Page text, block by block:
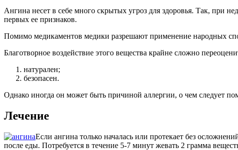
Ангина несет в себе много скрытых угроз для здоровья. Так, при
первых ее признаков.
Помимо медикаментов медики разрешают применение народных
Благотворное воздействие этого вещества крайне сложно
натурален;
безопасен.
Однако иногда он может быть причиной аллергии, о чем следует
Лечение
Если ангина только началась или протекает без
после еды. Потребуется в течение 5-7 минут жевать 2 грамма